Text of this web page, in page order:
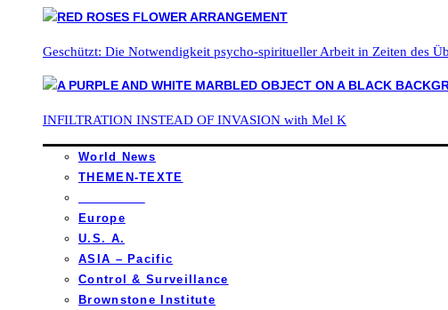
Geschützt: Die Notwendigkeit psycho-spiritueller Arbeit in Zeiten des
INFILTRATION INSTEAD OF INVASION with Mel K
World News
THEMEN-TEXTE
Europe
U.S. A.
ASIA – Pacific
Control & Surveillance
Brownstone Institute